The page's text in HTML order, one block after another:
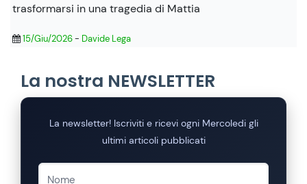
trasformarsi in una tragedia di Mattia
15/Giu/2026- Davide Lega
La nostra NEWSLETTER
La newsletter! Iscriviti e ricevi ogni Mercoledi gli
ultimi articoli pubblicati